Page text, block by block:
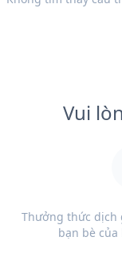
Vui
Thưởng thức dịch
bạn bè